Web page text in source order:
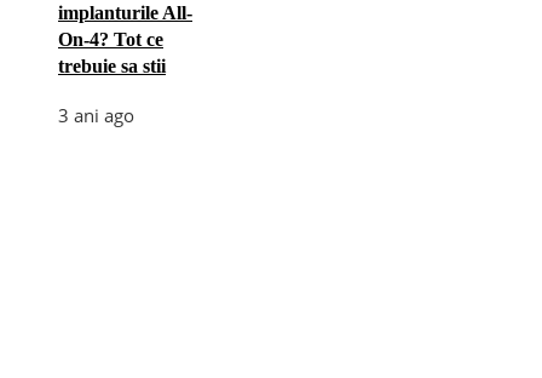
implanturile All-
On-4? Tot ce
trebuie sa stii
3 ani ago